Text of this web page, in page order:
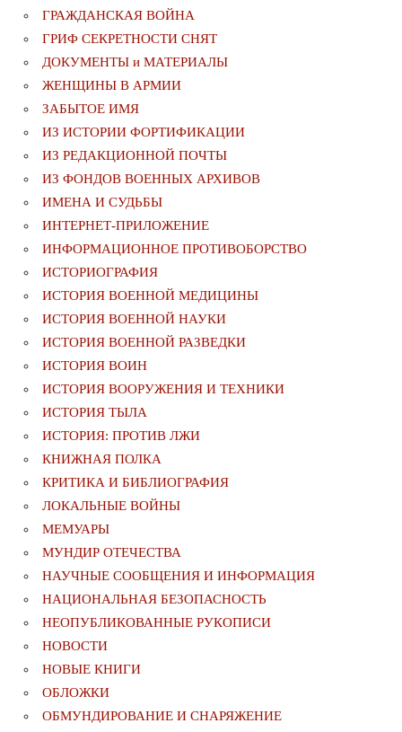
ГРАЖДАНСКАЯ ВОЙНА
ГРИФ СЕКРЕТНОСТИ СНЯТ
ДОКУМЕНТЫ и МАТЕРИАЛЫ
ЖЕНЩИНЫ В АРМИИ
ЗАБЫТОЕ ИМЯ
ИЗ ИСТОРИИ ФОРТИФИКАЦИИ
ИЗ РЕДАКЦИОННОЙ ПОЧТЫ
ИЗ ФОНДОВ ВОЕННЫХ АРХИВОВ
ИМЕНА И СУДЬБЫ
ИНТЕРНЕТ-ПРИЛОЖЕНИЕ
ИНФОРМАЦИОННОЕ ПРОТИВОБОРСТВО
ИСТОРИОГРАФИЯ
ИСТОРИЯ ВОЕННОЙ МЕДИЦИНЫ
ИСТОРИЯ ВОЕННОЙ НАУКИ
ИСТОРИЯ ВОЕННОЙ РАЗВЕДКИ
ИСТОРИЯ ВОИН
ИСТОРИЯ ВООРУЖЕНИЯ И ТЕХНИКИ
ИСТОРИЯ ТЫЛА
ИСТОРИЯ: ПРОТИВ ЛЖИ
КНИЖНАЯ ПОЛКА
КРИТИКА И БИБЛИОГРАФИЯ
ЛОКАЛЬНЫЕ ВОЙНЫ
МЕМУАРЫ
МУНДИР ОТЕЧЕСТВА
НАУЧНЫЕ СООБЩЕНИЯ И ИНФОРМАЦИЯ
НАЦИОНАЛЬНАЯ БЕЗОПАСНОСТЬ
НЕОПУБЛИКОВАННЫЕ РУКОПИСИ
НОВОСТИ
НОВЫЕ КНИГИ
ОБЛОЖКИ
ОБМУНДИРОВАНИЕ И СНАРЯЖЕНИЕ